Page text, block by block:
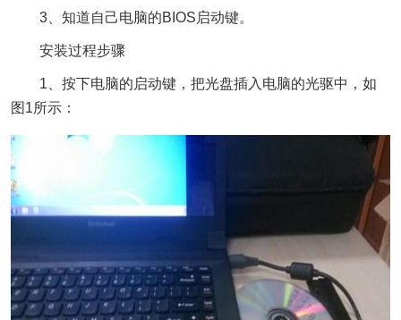
3、知道自己电脑的BIOS启动键。
安装过程步骤
1、按下电脑的启动键，把光盘插入电脑的光驱中，如
图1所示：